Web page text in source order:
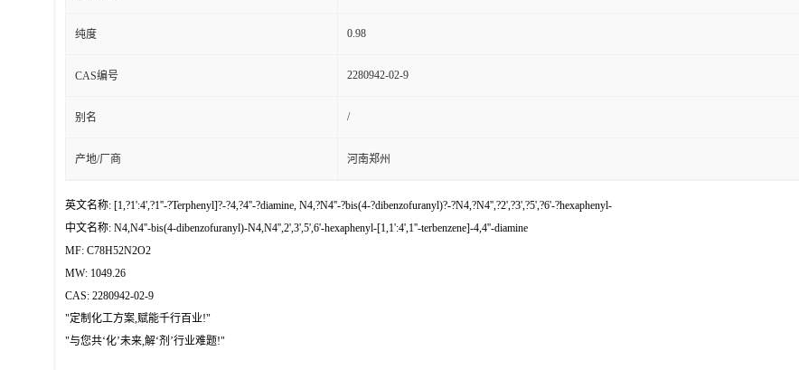
纯度 0.98
CAS编号 2280942-02-9
别名 /
产地/厂商 河南郑州
英文名称: [1,?1':4',?1''-?Terphenyl]?-?4,?4''-?diamine, N4,?N4''-?bis(4-?dibenzofuranyl)?-?N4,?N4'',?2',?3',?5',?6'-?hexaphenyl-
中文名称: N4,N4''-bis(4-dibenzofuranyl)-N4,N4'',2',3',5',6'-hexaphenyl-[1,1':4',1''-terbenzene]-4,4''-diamine
MF: C78H52N2O2
MW: 1049.26
CAS: 2280942-02-9
"定制化工方案,赋能千行百业!"
"与您共‘化’未来,解‘剂’行业难题!"